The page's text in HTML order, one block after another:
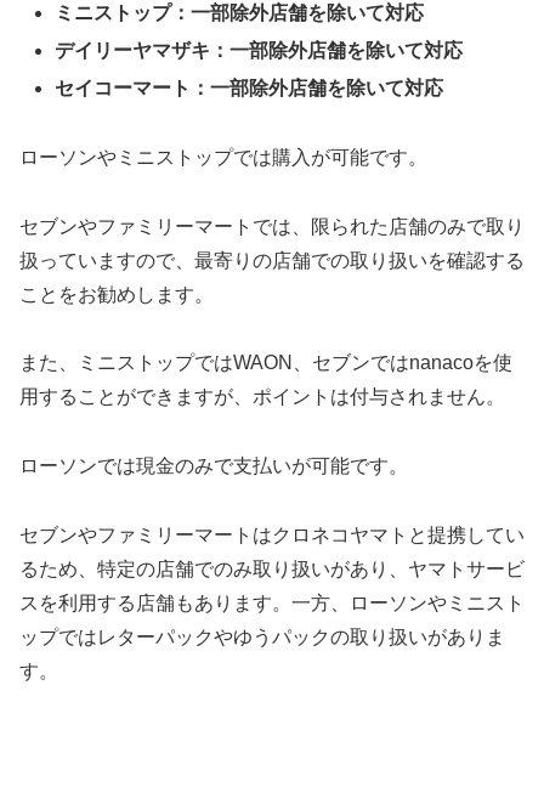
ミニストップ：一部除外店舗を除いて対応
デイリーヤマザキ：一部除外店舗を除いて対応
セイコーマート：一部除外店舗を除いて対応
ローソンやミニストップでは購入が可能です。
セブンやファミリーマートでは、限られた店舗のみで取り
扱っていますので、最寄りの店舗での取り扱いを確認する
ことをお勧めします。
また、ミニストップではWAON、セブンではnanacoを使
用することができますが、ポイントは付与されません。
ローソンでは現金のみで支払いが可能です。
セブンやファミリーマートはクロネコヤマトと提携してい
るため、特定の店舗でのみ取り扱いがあり、ヤマトサービ
スを利用する店舗もあります。一方、ローソンやミニスト
ップではレターパックやゆうパックの取り扱いがありま
す。